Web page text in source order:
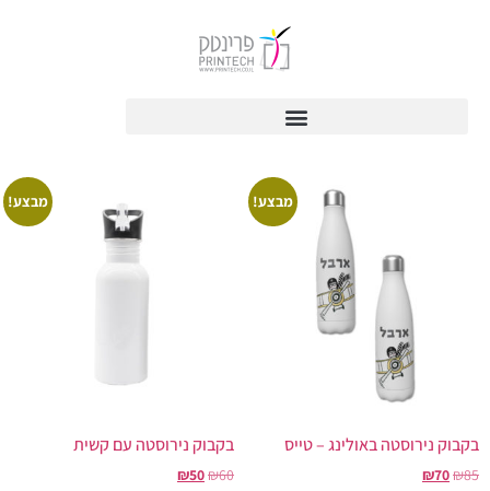
מבצע!
בקבוק נירוסטה באולינג – טייס
₪85
₪70
מבצע!
בקבוק נירוסטה עם קשית
₪60
₪50